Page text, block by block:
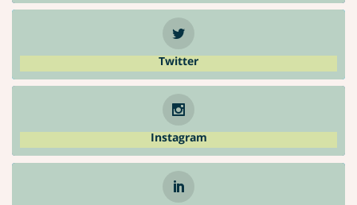
Twitter
Instagram